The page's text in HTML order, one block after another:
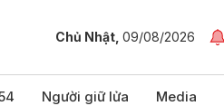
Chủ Nhật, 09/08/2026
Người giữ lửa Media